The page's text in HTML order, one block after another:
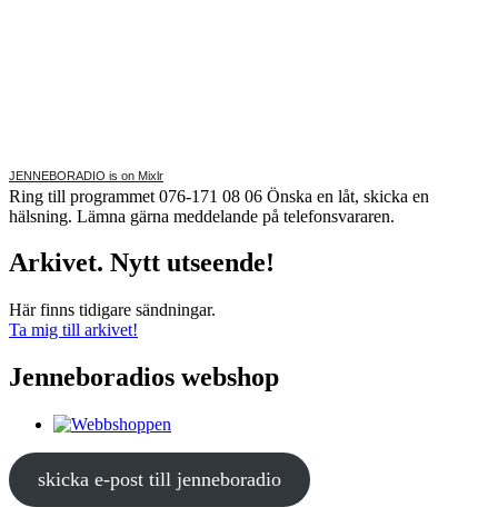
JENNEBORADIO is on Mixlr
Ring till programmet 076-171 08 06 Önska en låt, skicka en
hälsning. Lämna gärna meddelande på telefonsvararen.
Arkivet. Nytt utseende!
Här finns tidigare sändningar.
Ta mig till arkivet!
Jenneboradios webshop
skicka e-post till jenneboradio